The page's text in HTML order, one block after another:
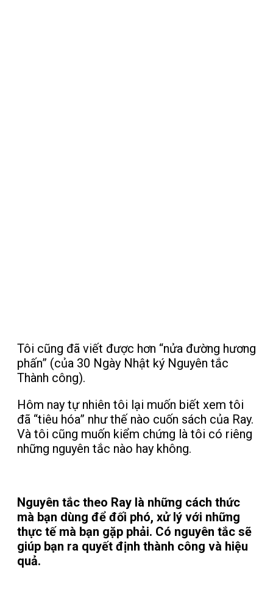
Tôi cũng đã viết được hơn “nửa đường hương
phấn” (của 30 Ngày Nhật ký Nguyên tắc
Thành công).
Hôm nay tự nhiên tôi lại muốn biết xem tôi
đã “tiêu hóa” như thế nào cuốn sách của Ray.
Và tôi cũng muốn kiểm chứng là tôi có riêng
những nguyên tắc nào hay không.
Nguyên tắc theo Ray là những cách thức
mà bạn dùng để đối phó, xử lý với những
thực tế mà bạn gặp phải. Có nguyên tắc sẽ
giúp bạn ra quyết định thành công và hiệu
quả.